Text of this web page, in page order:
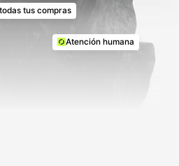
Atención humana
tus compras